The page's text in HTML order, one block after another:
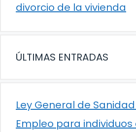
divorcio de la vivienda
ÚLTIMAS ENTRADAS
Ley General de Sanidad
Empleo para individuos